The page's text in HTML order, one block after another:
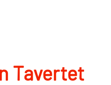
Tavertet